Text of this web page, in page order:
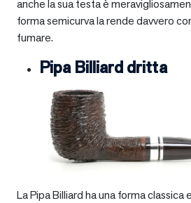
anche la sua testa è
forma semicurva la rende davvero
fumare.
Pipa Billiard dritta
La Pipa Billiard ha una forma